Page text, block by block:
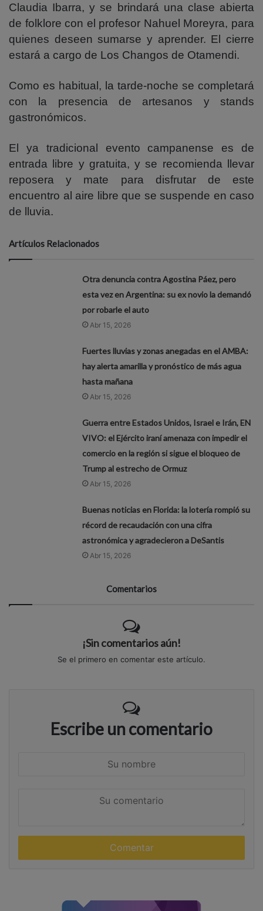
Claudia Ibarra, y se brindará una clase abierta
de folklore con el profesor Nahuel Moreyra, para
quienes deseen sumarse y aprender. El cierre
estará a cargo de Los Changos de Otamendi.
Como es habitual, la tarde-noche se completará
con la presencia de artesanos y stands
gastronómicos.
El ya tradicional evento campanense es de
entrada libre y gratuita, y se recomienda llevar
reposera y mate para disfrutar de este
encuentro al aire libre que se suspende en caso
de lluvia.
Artículos Relacionados
Otra denuncia contra Agostina Páez, pero
esta vez en Argentina: su ex novio la demandó
por robarle el auto
Abr 15, 2026
Fuertes lluvias y zonas anegadas en el AMBA:
hay alerta amarilla y pronóstico de más agua
hasta mañana
Abr 15, 2026
Guerra entre Estados Unidos, Israel e Irán, EN
VIVO: el Ejército iraní amenaza con impedir el
comercio en la región si sigue el bloqueo de
Trump al estrecho de Ormuz
Abr 15, 2026
Buenas noticias en Florida: la lotería rompió su
récord de recaudación con una cifra
astronómica y agradecieron a DeSantis
Abr 15, 2026
Comentarios
¡Sin comentarios aún!
Se el primero en comentar este artículo.
Escribe un comentario